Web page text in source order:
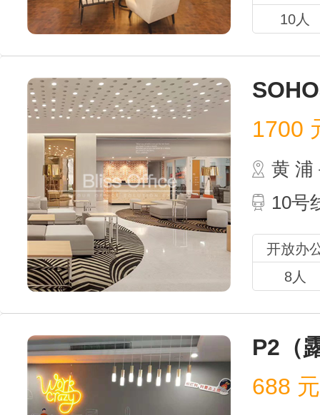
10人
1700
黄 浦
10号
开放办
8人
P2（
688